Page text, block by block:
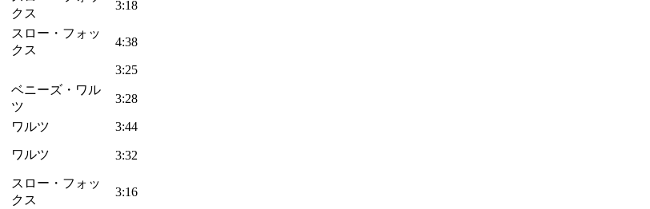
クス
3:18
スロー・フォッ
クス
4:38
3:25
ベニーズ・ワル
ツ
3:28
ワルツ 3:44
ワルツ 3:32
スロー・フォッ
クス
3:16